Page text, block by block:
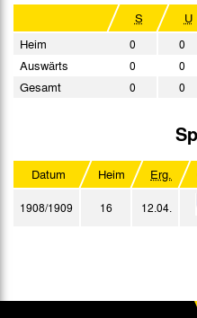
S U
Heim
0 0
Auswärts 0 0
Gesamt 0 0
Datum Heim Erg.
1908/1909 16 12.04.